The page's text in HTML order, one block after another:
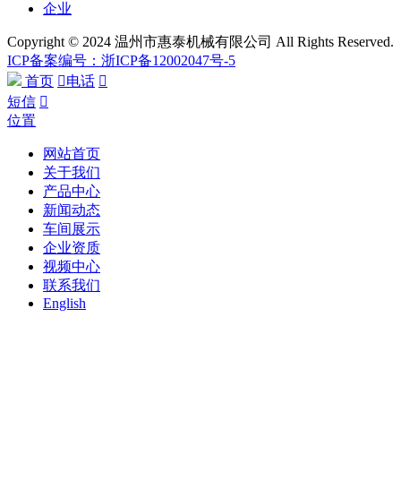
企业
Copyright © 2024 温州市惠泰机械有限公司 All Rights Reserved.
ICP备案编号：浙ICP备12002047号-5
首页 电话 
短信 
位置
网站首页
关于我们
产品中心
新闻动态
车间展示
企业资质
视频中心
联系我们
English